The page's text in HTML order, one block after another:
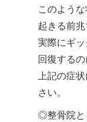
このよう
起きる前兆
実際にギ
回復する
上記の症
さい。
◎整骨院と